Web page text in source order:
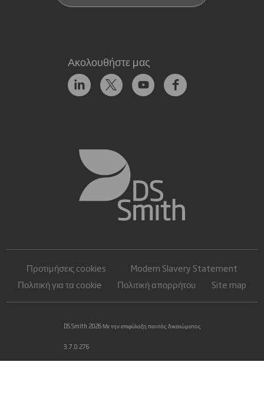
Ακολουθήστε μας
Προτιμήσεις cookies
Modern Slavery Statement
Πολιτική για τα cookie
Πολιτική απορρήτου Site map
DS Smith 2026 Με την επιφύλαξη παντός δικαιώματος
3.7.0.276